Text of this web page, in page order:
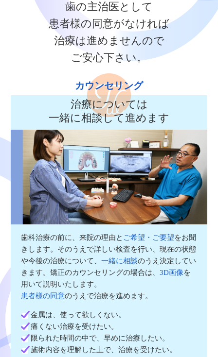
歯の主治医として
患者様の同意がなければ
治療は進めませんので
ご安心下さい。
カウンセリング
治療については
一緒に相談して進めます
歯科治療の前に、来院の理由と ご希望・ご要望をお聞
きします。そのうえで詳しい検査を行い、現在の状態
や今後の治療について、 一緒に相談のうえ決定してい
きます。矯正のカウンセリングの場合は、 3D画像を
用いて説明いたします。
患者様の同意のうえで治療を進めます。
金属は、使って欲しくない。
痛くない治療を受けたい。
限られた時間の中で、早めに治療したい。
施術内容を理解した上で、治療を受けたい。